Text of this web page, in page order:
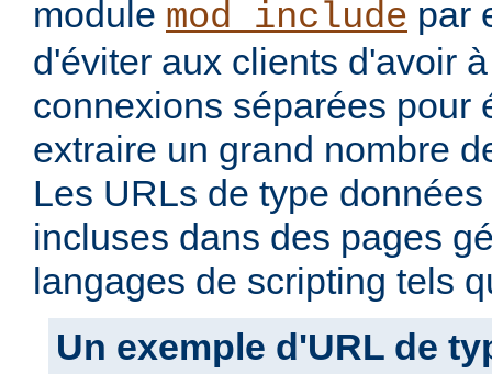
module mod_include par
d'éviter aux clients d'avoir
connexions séparées pour
extraire un grand nombre
Les URLs de type
incluses dans des pages
langages de scripting tels
Un exemple d'URL de